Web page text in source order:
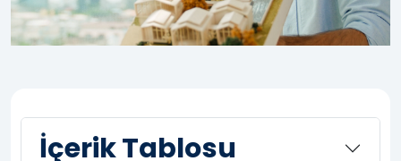
İçerik Tablosu